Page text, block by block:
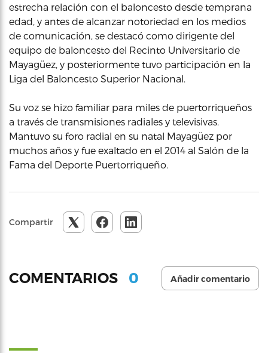
estrecha relación con el baloncesto desde temprana
edad, y antes de alcanzar notoriedad en los medios
de comunicación, se destacó como dirigente del
equipo de baloncesto del Recinto Universitario de
Mayagüez, y posteriormente tuvo participación en la
Liga del Baloncesto Superior Nacional.
Su voz se hizo familiar para miles de puertorriqueños
a través de transmisiones radiales y televisivas.
Mantuvo su foro radial en su natal Mayagüez por
muchos años y fue exaltado en el 2014 al Salón de la
Fama del Deporte Puertorriqueño.
Compartir
COMENTARIOS 0 Añadir comentario